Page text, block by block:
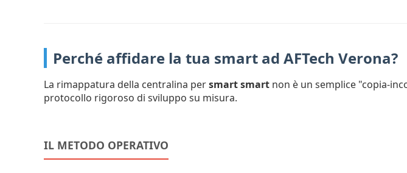
Perché affidare la tua smart ad AFTech Verona?
La rimappatura della centralina persmart smart non è un semplice "copia-
protocollo rigoroso di sviluppo su misura.
IL METODO OPERATIVO